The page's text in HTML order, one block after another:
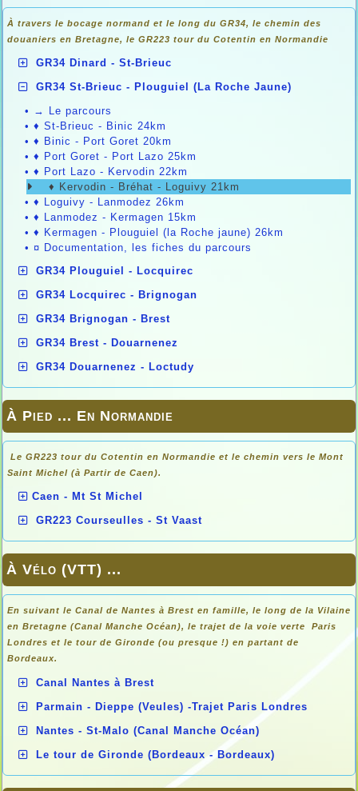
À travers le bocage normand et le long du GR34, le chemin des
douaniers en Bretagne, le GR223 tour du Cotentin en Normandie
GR34 Dinard - St-Brieuc
GR34 St-Brieuc - Plouguiel (La Roche Jaune)
• → Le parcours
• ♦ St-Brieuc - Binic 24km
• ♦ Binic - Port Goret 20km
• ♦ Port Goret - Port Lazo 25km
• ♦ Port Lazo - Kervodin 22km
♦ Kervodin - Bréhat - Loguivy 21km
• ♦ Loguivy - Lanmodez 26km
• ♦ Lanmodez - Kermagen 15km
• ♦ Kermagen - Plouguiel (la Roche jaune) 26km
• ¤ Documentation, les fiches du parcours
GR34 Plouguiel - Locquirec
GR34 Locquirec - Brignogan
GR34 Brignogan - Brest
GR34 Brest - Douarnenez
GR34 Douarnenez - Loctudy
À Pied ... En Normandie
Le GR223 tour du Cotentin en Normandie et le chemin vers le Mont
Saint Michel (à Partir de Caen).
Caen - Mt St Michel
GR223 Courseulles - St Vaast
À Vélo (VTT) ...
En suivant le Canal de Nantes à Brest en famille, le long de la Vilaine
en Bretagne (Canal Manche Océan), le trajet de la voie verte Paris
Londres et le tour de Gironde (ou presque !) en partant de
Bordeaux.
Canal Nantes à Brest
Parmain - Dieppe (Veules) -Trajet Paris Londres
Nantes - St-Malo (Canal Manche Océan)
Le tour de Gironde (Bordeaux - Bordeaux)